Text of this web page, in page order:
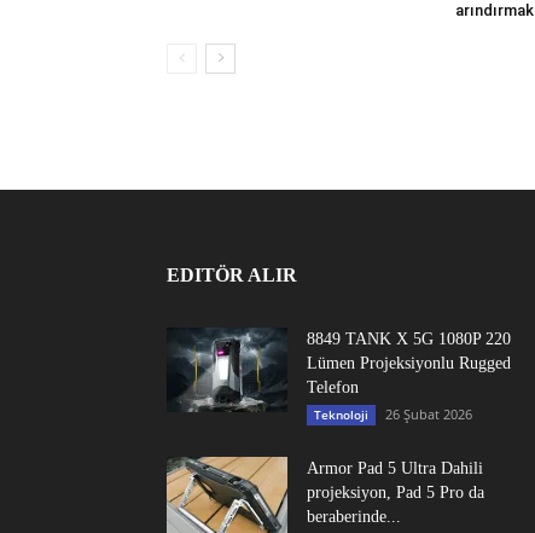
arındırmak
EDITÖR ALIR
8849 TANK X 5G 1080P 220
Lümen Projeksiyonlu Rugged
Telefon
Teknoloji 26 Şubat 2026
Armor Pad 5 Ultra Dahili
projeksiyon, Pad 5 Pro da
beraberinde...